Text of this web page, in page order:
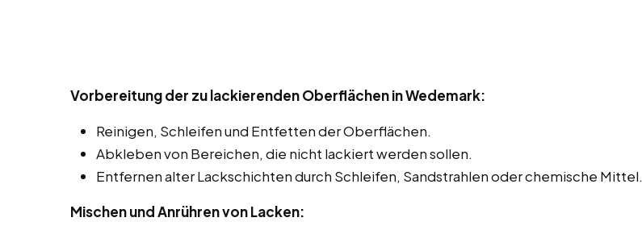
Vorbereitung der zu lackierenden Oberflächen in Wedemark:
Reinigen, Schleifen und Entfetten der Oberflächen.
Abkleben von Bereichen, die nicht lackiert werden sollen.
Entfernen alter Lackschichten durch Schleifen, Sandstrahlen oder chemische Mittel.
Mischen und Anrühren von Lacken: